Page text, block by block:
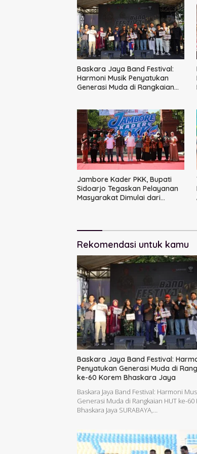
Baskara Jaya Band Festival:
Harmoni Musik Penyatukan
Generasi Muda di Rangkaian
Jambore Kader PKK, Bupati
Sidoarjo Tegaskan Pelayanan
Masyarakat Dimulai dari
Rekomendasi untuk kamu
Baskara Jaya Band Festival:
Penyatukan Generasi Muda di
ke-60 Korem Bhaskara Jaya
Baskara Jaya Band Festival: Harmoni
Generasi Muda di Rangkaian HUT ke-60
Bhaskara Jaya SURABAYA,…